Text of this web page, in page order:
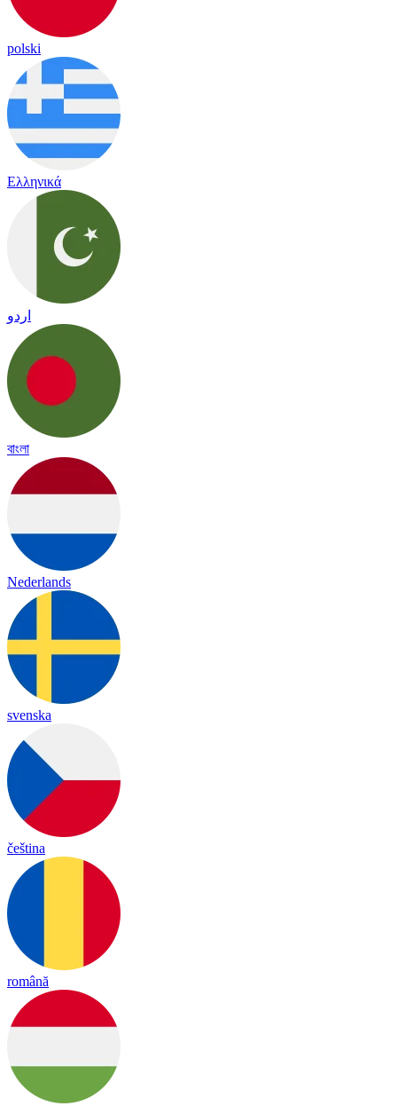
polski
Ελληνικά
اردو
বাংলা
Nederlands
svenska
čeština
română